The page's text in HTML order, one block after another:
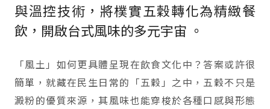
與溫控技術，將樸實五穀轉化為精緻餐
飲，開啟台式風味的多元宇宙 。
「風土」如何更具體呈現在飲食文化中？答案或許很
簡單，就藏在民生日常的「五穀」之中，五穀不只是
澱粉的優質來源，其風味也能穿梭於各種口感與形態